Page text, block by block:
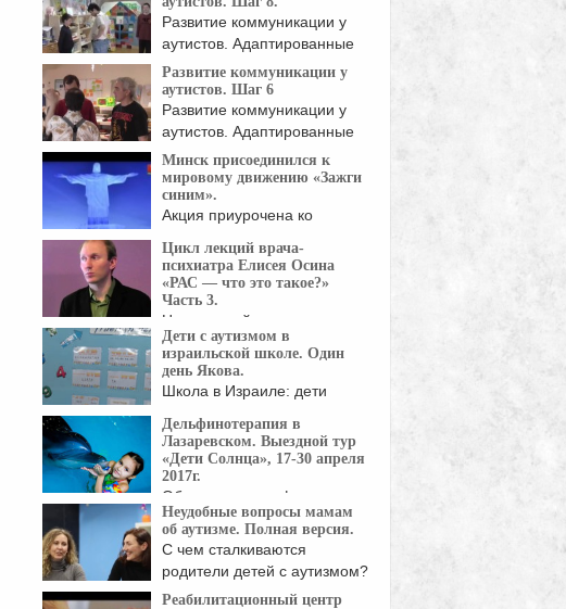
Развитие коммуникации у
аутистов. Адаптированные
либо изобретённые ...
Развитие коммуникации у
аутистов. Шаг 6
Развитие коммуникации у
аутистов. Адаптированные
либо изобретённые ...
Минск присоединился к
мировому движению «Зажги
синим».
Акция приурочена ко
информирования о ...
Цикл лекций врача-
психиатра Елисея Осина
«РАС — что это такое?»
Часть 3.
Цикл лекций врача-
психиатра Елисея Осина.
Тема семинара "Расстройства ...
Дети с аутизмом в
израильской школе. Один
день Якова.
Школа в Израиле: дети
Дельфинотерапия в
Лазаревском. Выездной тур
«Дети Солнца», 17-30 апреля
2017г.
Общение с дельфинами
очень хорошо влияет на ...
Неудобные вопросы мамам
об аутизме. Полная версия.
С чем сталкиваются
родители детей с аутизмом?
...
Реабилитационный центр